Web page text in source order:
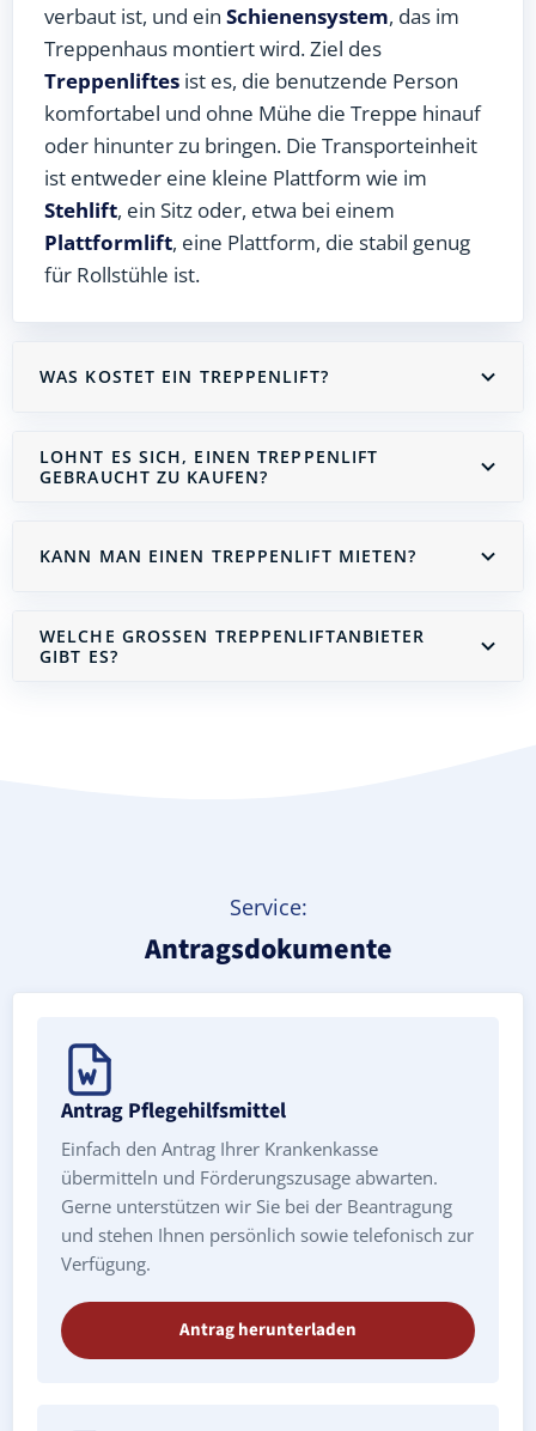
verbaut ist, und ein Schienensystem, das im
Treppenhaus montiert wird. Ziel des
Treppenliftes ist es, die benutzende Person
komfortabel und ohne Mühe die Treppe hinauf
oder hinunter zu bringen. Die Transporteinheit
ist entweder eine kleine Plattform wie im
Stehlift, ein Sitz oder, etwa bei einem
Plattformlift, eine Plattform, die stabil genug
für Rollstühle ist.
WAS KOSTET EIN TREPPENLIFT?
LOHNT ES SICH, EINEN TREPPENLIFT
GEBRAUCHT ZU KAUFEN?
KANN MAN EINEN TREPPENLIFT MIETEN?
WELCHE GROSSEN TREPPENLIFTANBIETER G
IBT ES?
Service:
Antragsdokumente
Antrag Pflegehilfsmittel
Einfach den Antrag Ihrer Krankenkasse
übermitteln und Förderungszusage abwarten.
Gerne unterstützen wir Sie bei der Beantragung
und stehen Ihnen persönlich sowie telefonisch zur
Verfügung.
Antrag herunterladen